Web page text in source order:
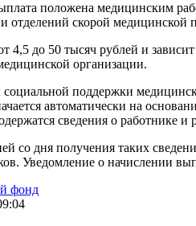
положена медицинским
отделений скорой медицинской
4,5 до 50 тысяч рублей и
организации.
поддержки
автоматически на
сведения о работнике и
со дня получения таких
Уведомление о начислении
фонд